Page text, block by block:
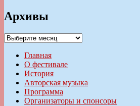
Архивы
Архивы
Главная
О фестивале
История
Авторская музыка
Программа
Организаторы и спонсоры